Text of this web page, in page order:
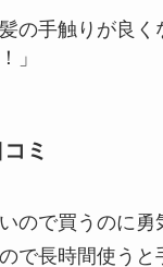
髪の手触りが良
」
ミ
ので買うのに勇
で長時間使うと